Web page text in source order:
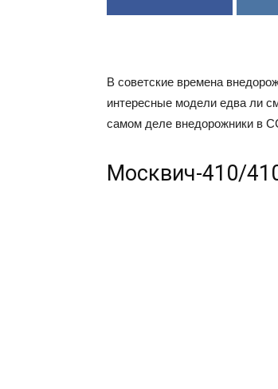
В советские времена
интересные модели едва ли
самом деле внедорожники в
Москвич-410/